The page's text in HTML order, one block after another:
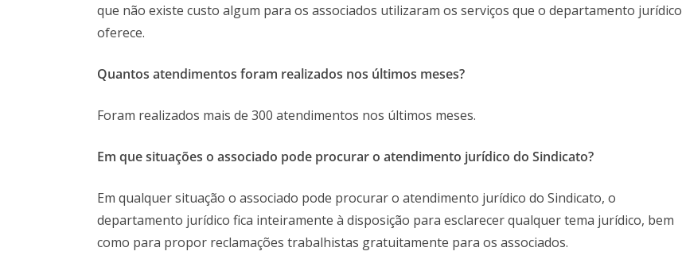
que não existe custo algum para os associados utilizaram os serviços que o departamento jurídico
oferece.
Quantos atendimentos foram realizados nos últimos meses?
Foram realizados mais de 300 atendimentos nos últimos meses.
Em que situações o associado pode procurar o atendimento jurídico do Sindicato?
Em qualquer situação o associado pode procurar o atendimento jurídico do Sindicato, o
departamento jurídico fica inteiramente à disposição para esclarecer qualquer tema jurídico, bem
como para propor reclamações trabalhistas gratuitamente para os associados.